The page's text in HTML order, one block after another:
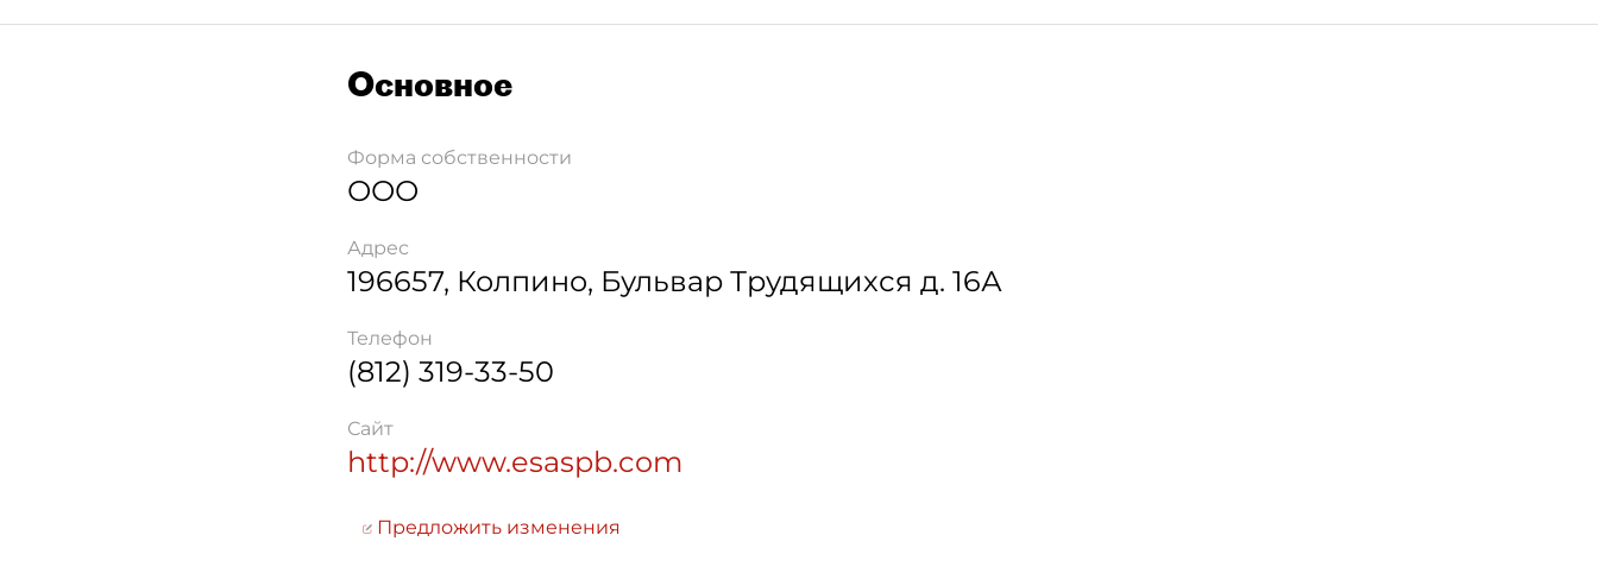
Основное
Форма собственности
ООО
Адрес
196657, Колпино, Бульвар Трудящихся д. 16А
Телефон
(812) 319-33-50
Сайт
http://www.esaspb.com
Предложить изменения